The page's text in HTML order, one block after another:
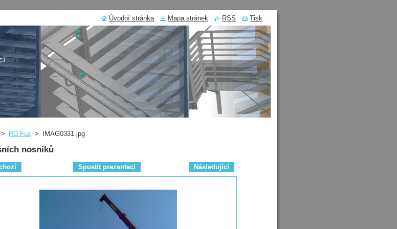
> RD Fux > IMAG0331.jpg
nosníků
Spustit prezentaci Následující
Úvodní stránka Mapa stránek RSS Tisk